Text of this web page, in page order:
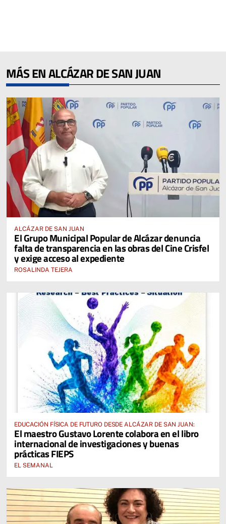
MÁS EN ALCÁZAR DE SAN JUAN
ALCÁZAR DE SAN JUAN
El Grupo Municipal Popular de Alcázar denuncia
falta de transparencia en las obras del Cine Crisfel
y exige acceso al expediente
ROSALINDA TEJERA
EDUCACIÓN FÍSICA DE FUTURO DESDE ALCÁZAR DE SAN JUAN:
El maestro Gustavo Lorente colabora en el libro
internacional de investigaciones y buenas
prácticas FIEPS
EL SEMANAL